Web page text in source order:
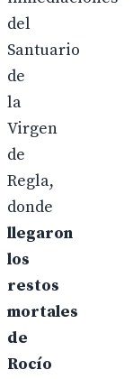
del
Santuario
de
la
Virgen
de
Regla,
donde
llegaron
los
restos
mortales
de
Rocío